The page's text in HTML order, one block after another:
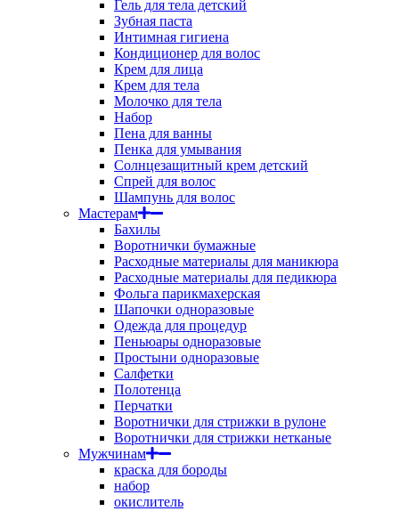
Гель для тела детский
Зубная паста
Интимная гигиена
Кондиционер для волос
Крем для лица
Крем для тела
Молочко для тела
Набор
Пена для ванны
Пенка для умывания
Солнцезащитный крем детский
Спрей для волос
Шампунь для волос
Мастерам
Бахилы
Воротнички бумажные
Расходные материалы для маникюра
Расходные материалы для педикюра
Фольга парикмахерская
Шапочки одноразовые
Одежда для процедур
Пеньюары одноразовые
Простыни одноразовые
Салфетки
Полотенца
Перчатки
Воротнички для стрижки в рулоне
Воротнички для стрижки нетканые
Мужчинам
краска для бороды
набор
окислитель